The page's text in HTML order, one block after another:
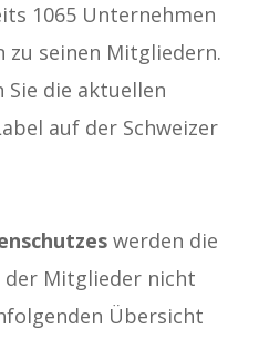
1065 Unternehmen
zu seinen Mitgliedern.
Sie die aktuellen
auf der Schweizer
werden die
Mitglieder nicht
Übersicht